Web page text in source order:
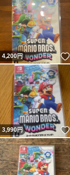
4,200円
3,990円